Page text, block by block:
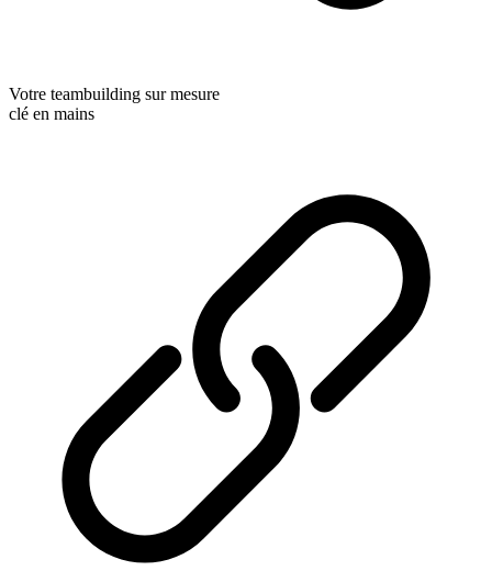
Votre teambuilding sur mesure
clé en mains